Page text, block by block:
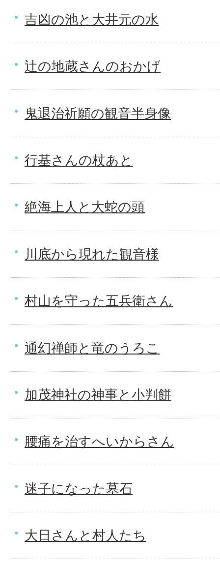
吉凶の池と大井元の水
辻の地蔵さんのおかげ
鬼退治祈願の観音半身像
行基さんの杖あと
絶海上人と大蛇の頭
川底から現れた観音様
村山を守った五兵衛さん
通幻禅師と竜のうろこ
加茂神社の神事と小判餅
腰痛を治すへいからさん
迷子になった墓石
大日さんと村人たち